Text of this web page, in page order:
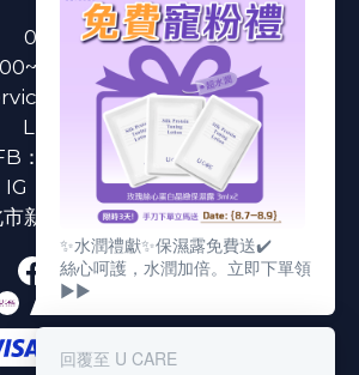
0800-233-233
國定假日除外)
care.com.tw
LINE：
@ucare
：
U CARE 美麗粉專
IG：
ucare.tw2002
新莊區新北大道二段312號3樓
✨水潤禮獻✨保濕露免費送✔️
絲心呵護，水潤加倍。立即下單領
▶▶
回覆至 U CARE